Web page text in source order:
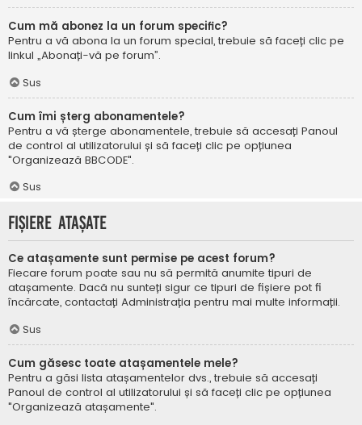
Cum mă abonez la un forum specific?
Pentru a vă abona la un forum special, trebuie să faceți clic pe
linkul „Abonați-vă pe forum”.
Sus
Cum îmi șterg abonamentele?
Pentru a vă șterge abonamentele, trebuie să accesați Panoul
de control al utilizatorului și să faceți clic pe opțiunea
"Organizează BBCODE".
Sus
Fișiere atașate
Ce atașamente sunt permise pe acest forum?
Fiecare forum poate sau nu să permită anumite tipuri de
atașamente. Dacă nu sunteți sigur ce tipuri de fișiere pot fi
încărcate, contactați Administrația pentru mai multe informații.
Sus
Cum găsesc toate atașamentele mele?
Pentru a găsi lista atașamentelor dvs., trebuie să accesați
Panoul de control al utilizatorului și să faceți clic pe opțiunea
"Organizează atașamente".